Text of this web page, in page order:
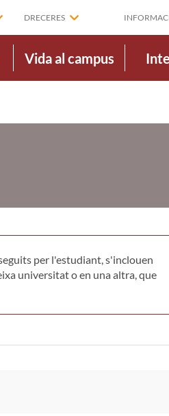
DRECERES
Vida al campus
per l'estudiant, s'inclouen
universitat o en una altra, que